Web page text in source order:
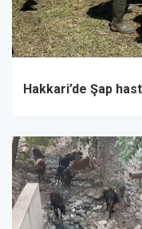
Hakkari’de Şap